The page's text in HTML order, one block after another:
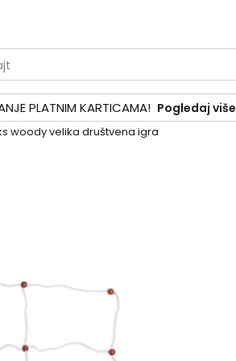
PLATNIM KARTICAMA! Pogledaj više
woody velika društvena igra